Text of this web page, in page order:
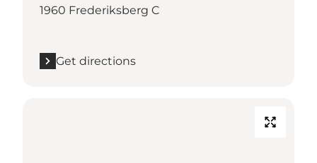
1960 Frederiksberg C
Get directions